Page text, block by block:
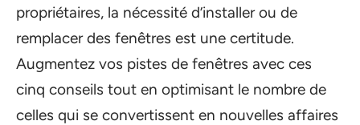
propriétaires, la nécessité d’installer ou de
remplacer des fenêtres est une certitude.
Augmentez vos pistes de fenêtres avec ces
cinq conseils tout en optimisant le nombre de
celles qui se convertissent en nouvelles affaires